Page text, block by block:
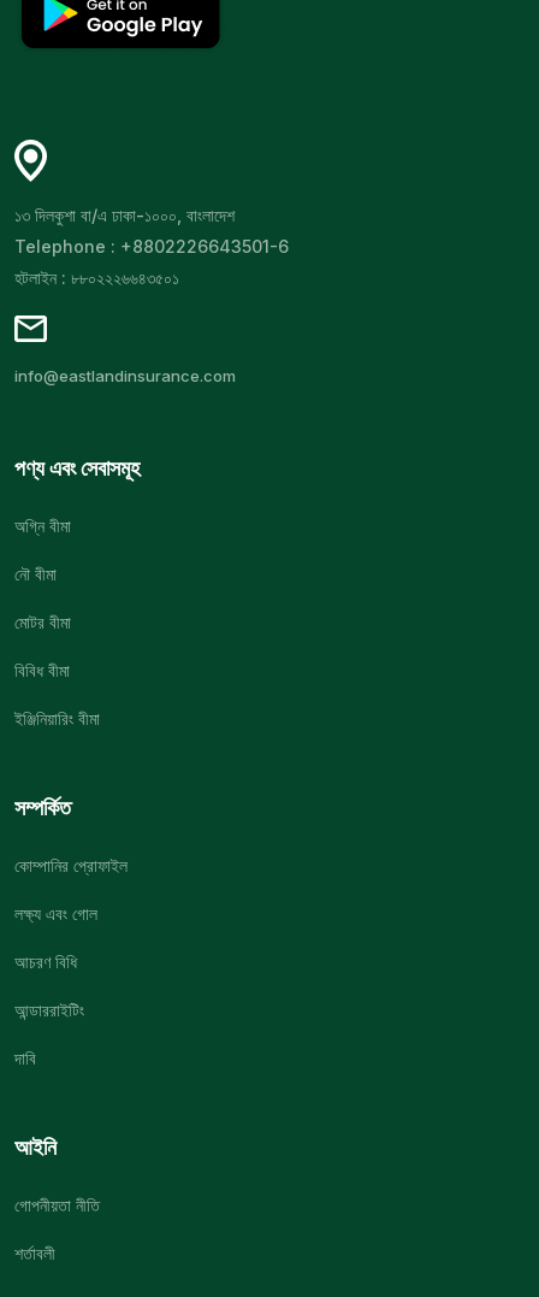
১৩ দিলকুশা বা/এ ঢাকা-১০০০, বাংলাদেশ
Telephone : +8802226643501-6
হটলাইন : ৮৮০২২২৬৬৪৩৫০১
info@eastlandinsurance.com
পণ্য এবং সেবাসমূহ
অগ্নি বীমা
নৌ বীমা
মোটর বীমা
বিবিধ বীমা
ইঞ্জিনিয়ারিং বীমা
সম্পর্কিত
কোম্পানির প্রোফাইল
লক্ষ্য এবং গোল
আচরণ বিধি
আন্ডাররাইটিং
দাবি
আইনি
গোপনীয়তা নীতি
শর্তাবলী